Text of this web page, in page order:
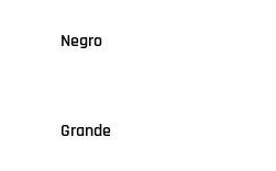
Negro
Grande